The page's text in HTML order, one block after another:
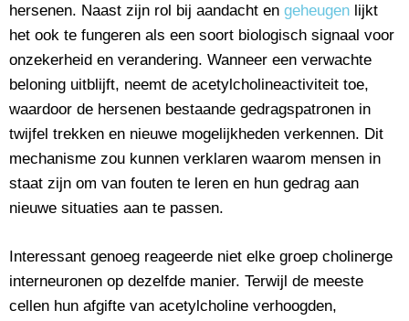
hersenen. Naast zijn rol bij aandacht en geheugen lijkt
het ook te fungeren als een soort biologisch signaal voor
onzekerheid en verandering. Wanneer een verwachte
beloning uitblijft, neemt de acetylcholineactiviteit toe,
waardoor de hersenen bestaande gedragspatronen in
twijfel trekken en nieuwe mogelijkheden verkennen. Dit
mechanisme zou kunnen verklaren waarom mensen in
staat zijn om van fouten te leren en hun gedrag aan
nieuwe situaties aan te passen.
Interessant genoeg reageerde niet elke groep cholinerge
interneuronen op dezelfde manier. Terwijl de meeste
cellen hun afgifte van acetylcholine verhoogden,